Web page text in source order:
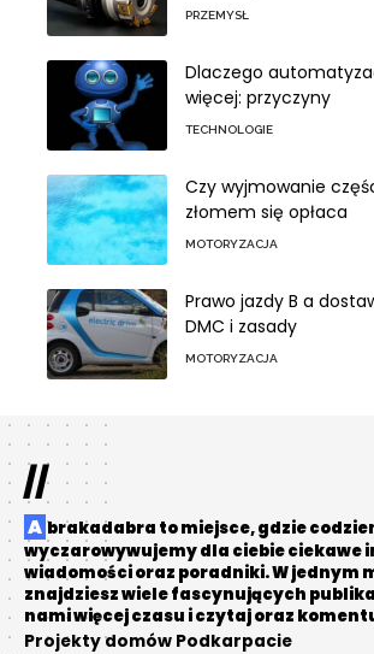
PRZEMYSŁ
Dlaczego
więcej: przyczyny
TECHNOLOGIE
Czy wyjmowanie
złomem się opłaca
MOTORYZACJA
Prawo jazdy B a
DMC i zasady
MOTORYZACJA
//
Abrakadabra to miejsce, gdzie codziennie
wyczarowywujemy dla ciebie ciekawe
wiadomości oraz poradniki. W jednym
znajdziesz wiele fascynujących
nami więcej czasu i czytaj oraz
Projekty domów Podkarpacie